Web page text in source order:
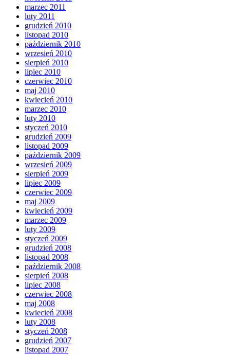
marzec 2011
luty 2011
grudzień 2010
listopad 2010
październik 2010
wrzesień 2010
sierpień 2010
lipiec 2010
czerwiec 2010
maj 2010
kwiecień 2010
marzec 2010
luty 2010
styczeń 2010
grudzień 2009
listopad 2009
październik 2009
wrzesień 2009
sierpień 2009
lipiec 2009
czerwiec 2009
maj 2009
kwiecień 2009
marzec 2009
luty 2009
styczeń 2009
grudzień 2008
listopad 2008
październik 2008
sierpień 2008
lipiec 2008
czerwiec 2008
maj 2008
kwiecień 2008
luty 2008
styczeń 2008
grudzień 2007
listopad 2007